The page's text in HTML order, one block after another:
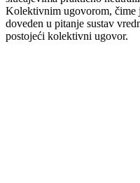
Kolektivnim ugovorom, čime
doveden u pitanje sustav
postojeći kolektivni ugovor.